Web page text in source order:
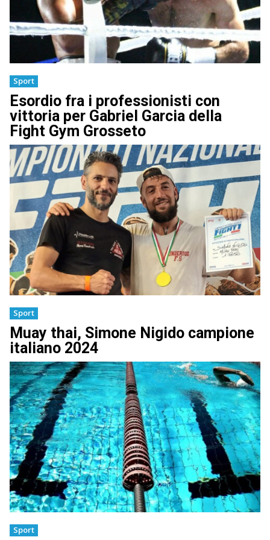
Sport
Esordio fra i professionisti con
vittoria per Gabriel Garcia della
Fight Gym Grosseto
Sport
Muay thai, Simone Nigido campione
italiano 2024
Sport